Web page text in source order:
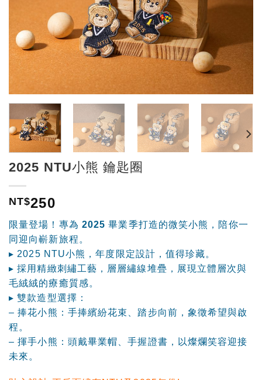
2025 NTU小熊 鑰匙圈
NT$250
限量登場！專為 2025 畢業季打造的微笑小熊，陪你一
同迎向嶄新旅程。
▸ 2025 NTU小熊，年度限定設計，值得珍藏。
▸ 採用精緻刺繡工藝，層層繡線堆疊，展現立體層次與
毛絨絨的療癒質感。
▸ 雙款造型選擇：
– 捧花小熊：手捧繽紛花束、踏步向前，象徵希望與啟
程。
– 揮手小熊：頭戴畢業帽、手握證書，以燦爛笑容迎接
未來。